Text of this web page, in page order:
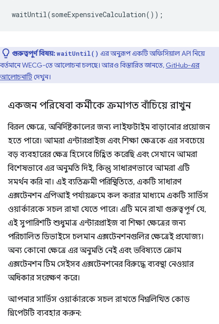
waitUntil(someExpensiveCalculation());
গুরুত্বপূর্ণ বিষয়:waitUntil() এর অনুরূপ একটি অফিসিয়াল API নিয়ে
বর্তমানে WECG-তে আলোচনা চলছে। আরও বিস্তারিত জানতে, GitHub-এর
আলোচনাটিদেখুন।
একজন পরিষেবা কর্মীকে ক্রমাগত বাঁচিয়ে রাখুন
বিরল ক্ষেত্রে, অনির্দিষ্টকালের জন্য লাইফটাইম বাড়ানোর প্রয়োজন
হতে পারে। আমরা এন্টারপ্রাইজ এবং শিক্ষা ক্ষেত্রকে এর সবচেয়ে
বড় ব্যবহারের ক্ষেত্র হিসেবে চিহ্নিত করেছি এবং সেখানে আমরা
বিশেষভাবে এর অনুমতি দিই, কিন্তু সাধারণভাবে আমরা এটি
সমর্থন করি না। এই ব্যতিক্রমী পরিস্থিতিতে, একটি সাধারণ
এক্সটেনশন এপিআই পর্যায়ক্রমে কল করার মাধ্যমে একটি সার্ভিস
ওয়ার্কারকে সচল রাখা যেতে পারে। এটি মনে রাখা গুরুত্বপূর্ণ যে,
এই সুপারিশটি শুধুমাত্র এন্টারপ্রাইজ বা শিক্ষা ক্ষেত্রের জন্য
পরিচালিত ডিভাইসে চলমান এক্সটেনশনগুলির ক্ষেত্রেই প্রযোজ্য।
অন্য কোনো ক্ষেত্রে এর অনুমতি নেই এবং ভবিষ্যতে ক্রোম
এক্সটেনশন টিম সেইসব এক্সটেনশনের বিরুদ্ধে ব্যবস্থা নেওয়ার
অধিকার সংরক্ষণ করে।
আপনার সার্ভিস ওয়ার্কারকে সচল রাখতে নিম্নলিখিত কোড
স্নিপেটটি ব্যবহার করুন: